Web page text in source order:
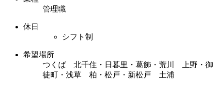
管理職
休日
シフト制
希望場所
つくば 北千住・日暮里・葛飾・荒川 上野・御
徒町・浅草 柏・松戸・新松戸 土浦